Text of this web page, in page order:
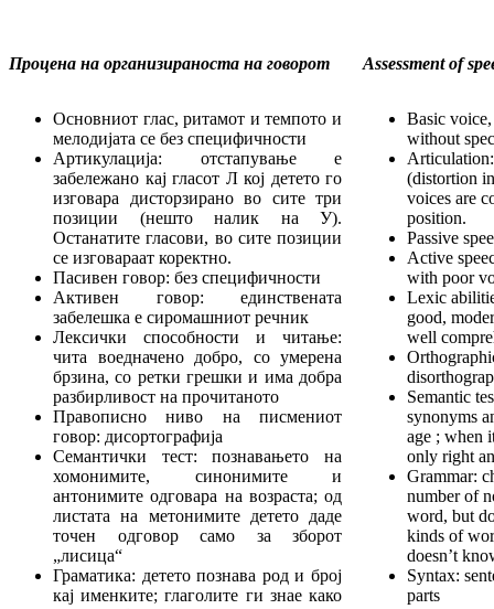
Процена на организираноста на говорот Assessment of
Основниот глас, ритамот и темпото и
мелодијата се без специфичности
Артикулација: отстапување е
забележано кај гласот Л кој детето го
изговара дисторзирано во сите три
позиции (нешто налик на У).
Останатите гласови, во сите позиции
се изговараат коректно.
Пасивен говор: без специфичности
Активен говор: единствената
забелешка е сиромашниот речник
Лексички способности и читање:
чита воедначено добро, со умерена
брзина, со ретки грешки и има добра
разбирливост на прочитаното
Правописно ниво на писмениот
говор: дисортографија
Семантички тест: познавањето на
хомонимите, синонимите и
антонимите одговара на возраста; од
листата на метонимите детето даде
точен одговор само за зборот
„лисица“
Граматика: детето познава род и број
кај именките; глаголите ги знае како
Basic
without
(distortion
voices are
position.
Passive
Active
with poor
Lexic
good,
well
Semantic
synonyms
age ; when
only right
Grammar:
number of
word, but
kinds of
doesn’t
Syntax:
parts